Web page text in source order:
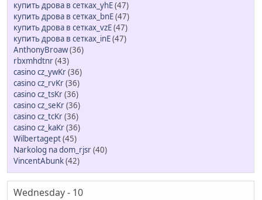
купить дрова в сетках_yhE(47)
купить дрова в сетках_bnE(47)
купить дрова в сетках_vzE(47)
купить дрова в сетках_inE(47)
AnthonyBroaw(36)
rbxmhdtnr(43)
casino cz_ywKr(36)
casino cz_rvKr(36)
casino cz_tsKr(36)
casino cz_seKr(36)
casino cz_tcKr(36)
casino cz_kaKr(36)
Wilbertagept(45)
Narkolog na dom_rjsr(40)
VincentAbunk(42)
Wednesday - 10